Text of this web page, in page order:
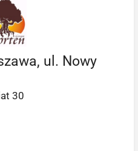
ul. Nowy
30